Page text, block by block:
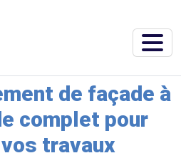
de façade à Paris : guide complet pour
de façade à
complet pour
travaux